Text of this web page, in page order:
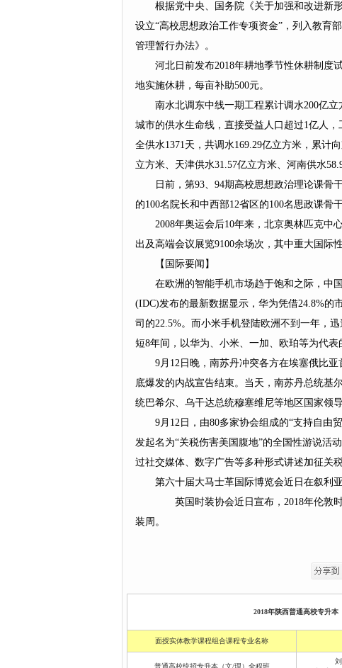
根据党中央、国务院《关于加强和改进新
设立“高校思想政治工作专项资金”，列入教育
管理暂行办法》。
河北日前发布2018年耕地季节性休耕制度
地实施休耕，每亩补助500元。
南水北调东中线一期工程累计调水200亿
城市的供水生命线，直接受益人口超过1亿人
全供水1371天，共调水169.29亿立方米，累计
立方米、天津供水31.57亿立方米、河南供水
日前，第93、94期高校思想政治理论课骨
的100名院长和中西部12省区的100名思政课骨
2008年奥运会后10年来，北京奥林匹克中
出及高端会议展览9100余场次，其中重大国际
【国际要闻】
在欧洲的智能手机市场趋于饱和之际，中
(IDC)发布的最新数据显示，华为凭借24.8%的
司的22.5%。而小米手机登陆欧洲不到一年，
短8年间，以华为、小米、一加、欧珀等为代
9月12日晚，南苏丹冲突各方在埃塞俄比
底爆发的内战宣告结束。当天，南苏丹总统基
统巴希尔、乌干达总统穆塞维尼等地区国家领
9月12日，由80多家协会组成的“支持自由
发起名为“关税伤害美国腹地”的全国性游说活
过社交媒体、数字广告等多种形式讲述加征关
第六十届大马士革国际博览会近日在叙利
英国时装协会近日宣布，2018年伦敦时
装周。
2018年陕西普通高校专升本
面授实体教学课程组合课程专业名称
普通高校统招专升本（文/理）全程班